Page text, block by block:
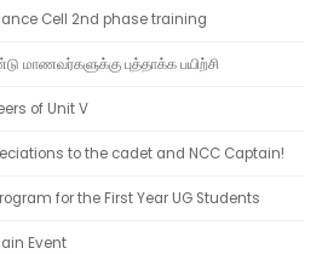
Cell 2nd phase training
மாணவர்களுக்கு புத்தாக்க பயிற்சி
of Unit V
to the cadet and NCC Captain!
for the First Year UG Students
Event